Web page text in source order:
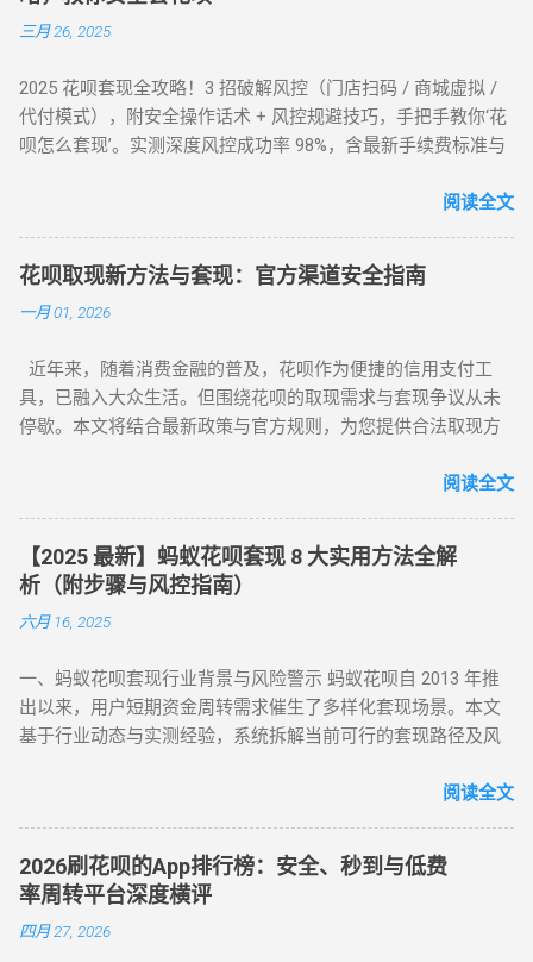
三月 26, 2025
2025 花呗套现全攻略！3 招破解风控（门店扫码 / 商城虚拟 /
代付模式），附安全操作话术 + 风控规避技巧，手把手教你‘花
呗怎么套现’。实测深度风控成功率 98%，含最新手续费标准与
教程：全场景风控破解攻略，教你安全套花呗 在移动支付普
成为用户关注的焦点。本文将针对不同风控等级的花呗账户，
提供系统性的套现解决方案，帮助用户在合规前提下实现额度
变现。如果你正在搜索 “花呗怎么套现” 或 “花呗套现教程”，本
呗：门店扫码套现法，秒到账的快捷操作 对于未触发风控的花
呗账户，最直接的套现方式是通过实体门店完成。 操作步骤如
下： 寻找支持花呗的实体商家 ：如便利店、餐饮店等，确认其
款码，选择花呗支付指定金额。 实时结算 ：商家收到款项后，
扣除手续费将资金转回用户账户。此方法无需复杂流程，资金
秒到账，尤其适合小额至中大额的套现需求，是 “花呗怎么套
现” 最便捷的答案。 二、普通风控账户：线上商城虚拟交易，
500-1000 元），可通过线上商城的虚拟交易模式实现套现。 具
风控账户兼容性较高的平台。 创建虚拟订单 ：选购电子卡券、
话费充值等虚拟商品，使用花呗支付。 模拟物流确认 ：商家提
供虚假物流信息后，用户在订单页面点击 “确认收货”。 快速回
法通过模拟真实购物场景，有效规避单笔限额，是 “花呗套现教
程” 中针对普通风控的核心策略。 三、深度风控账户：代付模
式破解，20-100 元也能全额套现 针对仅能支付 20-100 元或完
全无法交易的深度风控账户，代付模式成为终极解决方案。 操
（如小米商城、淘宝天猫），生成代付二维码。 扫码代付 ：用
阅读全文
花呗取现新方法与套现：官方渠道安全指南
一月 01, 2026
近年来，随着消费金融的普及，花呗作为便捷的信用支付工
具，已融入大众生活。但围绕花呗的取现需求与套现争议从未
停歇。本文将结合最新政策与官方规则，为您提供合法取现方
为何限制套现？官方明令禁止的三大原因 花呗自 2015 年上线
景。以下是套现行为被严格限制的核心原因： 法律风险 ：套现
属于非法资金转移行为，涉及虚构交易、虚假退款等操作，可
能触犯《反洗钱法》及金融监管条例。 账户安全 ：第三方套现
平台常伴随信息泄露、诈骗风险，导致用户资金损失或账户被
结、芝麻分下降，甚至影响个人征信记录。 据 2024 年央行数
据显示，因套现被关闭花呗功能的用户同比增长 37%，部分用
户更因违规操作被列入金融机构黑名单。 二、2025 年花呗取现
付宝于近期升级「备用金」功能，实现花呗额度直接取现至银
行卡。具体操作步骤如下： 入口激活 ：打开支付宝 APP → 点
击「我的」→ 进入「花呗」页面，找到「备用金」开通入口。
额度确认 ：备用金额度与花呗可用额度实时同步（部分用户享
刷脸认证，确认利率及还款规则。 资金划转 ：输入取现金额
阅读全文
【2025 最新】蚂蚁花呗套现 8 大实用方法全解
析（附步骤与风控指南）
六月 16, 2025
一、蚂蚁花呗套现行业背景与风险警示 蚂蚁花呗自 2013 年推
出以来，用户短期资金周转需求催生了多样化套现场景。本文
基于行业动态与实测经验，系统拆解当前可行的套现路径及风
行为存在账户限制风险，需谨慎评估 ）。 二、2025 年花呗套
型 —— 小额应急首选 方法 1：可信商家扫码套现 操作流程 ：
通过资质认证平台获取实名商家收款码（需查验营业执照）；
花呗支付后，商家扣除 8%-15% 手续费实时返现至支付宝 / 微
信。 优势 ：10 分钟极速到账，操作极简 劣势 ：手续费偏高，
阅读全文
2026刷花呗的App排行榜：安全、秒到与低费
率周转平台深度横评
四月 27, 2026